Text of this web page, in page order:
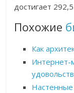
достигает
Похожие
Как
Интернет-